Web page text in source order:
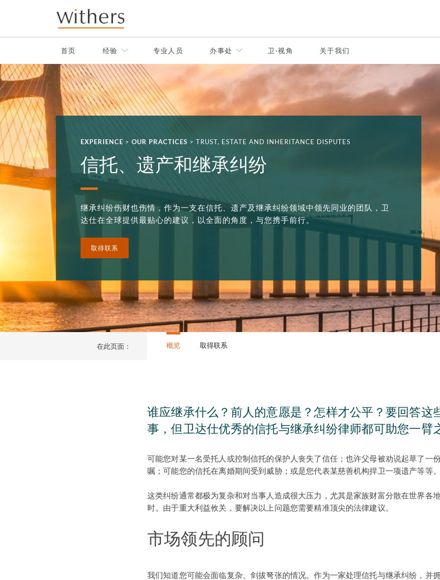
Skip to main content
首页 经验 专业人员 办事处 卫·视角 关于我们
EXPERIENCE > OUR PRACTICES > TRUST, ESTATE AND INHERITANCE DISPUTES
信托、遗产和继承纠纷
继承纠纷伤财也伤情，作为一支在信托、遗产及继承纠纷领域中领先同业的团队，卫
达仕在全球提供最贴心的建议，以全面的角度，与您携手前行。
取得联系
在此页面： 概览 取得联系
谁应继承什么？前人的意愿是？怎样才公平？要回答这
事，但卫达仕优秀的信托与继承纠纷律师都可助您一臂
可能您对某一名受托人或控制信托的保护人丧失了信任；也许父母被劝说起草了一
嘱；可能您的信托在离婚期间受到威胁；或是您代表某慈善机构捍卫一项遗产等等
这类纠纷通常都极为复杂和对当事人造成很大压力，尤其是家族财富分散在世界各
时。由于重大利益攸关，要解决以上问题您需要精准顶尖的法律建议。
市场领先的顾问
我们知道您可能会面临复杂、剑拔弩张的情况。作为一家处理信托与继承纠纷，并